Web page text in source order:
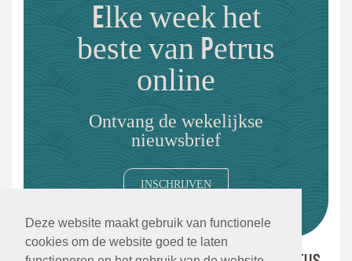
Deze website maakt gebruik van functionele
cookies om de website goed te laten
Elke week het
beste van Petrus
online
Ontvang de wekelijkse
nieuwsbrief
INSCHRIJVEN